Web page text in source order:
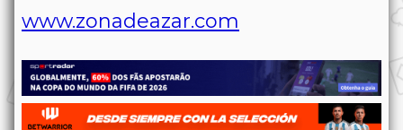
www.zonadeazar.com